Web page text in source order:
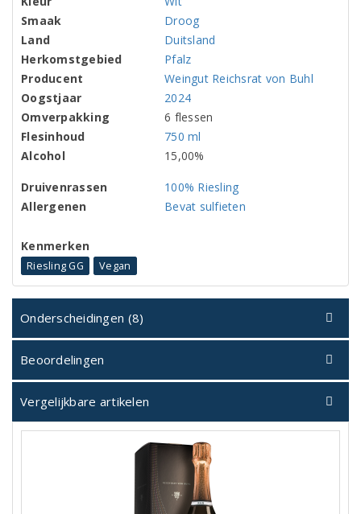
Smaak
Droog
Land
Duitsland
Herkomstgebied
Pfalz
Producent
Weingut Reichsrat von Buhl
Oogstjaar
2024
Omverpakking
6 flessen
Flesinhoud
750 ml
Alcohol
15,00%
Druivenrassen
100% Riesling
Allergenen
Bevat sulfieten
Kenmerken
Riesling GG Vegan
Onderscheidingen (8)
Beoordelingen
Vergelijkbare artikelen